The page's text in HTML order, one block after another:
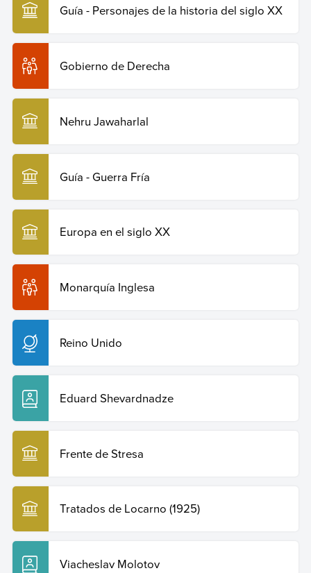
https://humanidades.com/margaret-thatcher-1925-2013/.
Copiar cita
Guía - Personajes de la historia del siglo XX
Gobierno de Derecha
Nehru Jawaharlal
Guía - Guerra Fría
Europa en el siglo XX
Monarquía Inglesa
Reino Unido
Eduard Shevardnadze
Frente de Stresa
Tratados de Locarno (1925)
Viacheslav Molotov